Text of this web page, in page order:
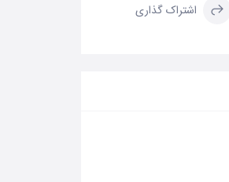
اشتراک گذاری